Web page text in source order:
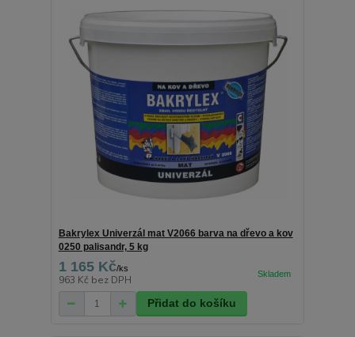
Bakrylex Univerzál mat V2066 barva na dřevo a kov
0250 palisandr, 5 kg
1 165 Kč/ks
963 Kč bez DPH
Přidat do košíku